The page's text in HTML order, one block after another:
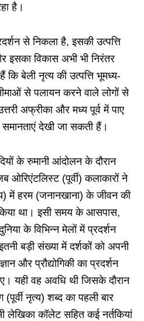
है।
से निकला है, इसकी उत्पत्ति
इसका विकास अभी भी निरंतर
बेली नृत्य की उत्पत्ति भूमध्य-
से पलायन करने वाले लोगों से
अफ्रीका और मध्य पूर्व में पाए
समानताएं देखी जा सकती हैं।
के रुमानी आंदोलन के दौरान
ओरिएंटलिस्ट (पूर्वी) कलाकारों ने
में हरम (जनानखाना) के जीवन की
किया था। इसी समय के आसपास,
के विभिन्न मेलों में प्रदर्शन
बड़ी संख्या में दर्शकों को अपनी
और प्रौद्योगिकी का प्रदर्शन
यही वह अवधि थी जिसके दौरान
(पूर्वी नृत्य) शब्द का पहली बार
लेखिका कॉलेट सहित कई नर्तकियां